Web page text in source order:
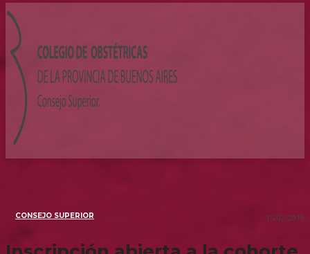
CONSEJO SUPERIOR 15/02/2019